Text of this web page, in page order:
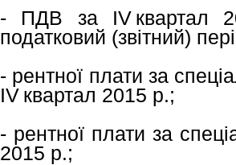
- ПДВ за ІV квартал
податковий (звітний)
- рентної плати за
ІV квартал 2015 р.;
- рентної плати за
2015 р.;